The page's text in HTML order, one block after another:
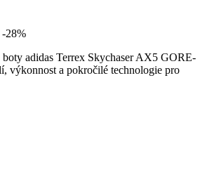
-28%
adidas Terrex Skychaser AX5 GORE-
výkonnost a pokročilé technologie pro